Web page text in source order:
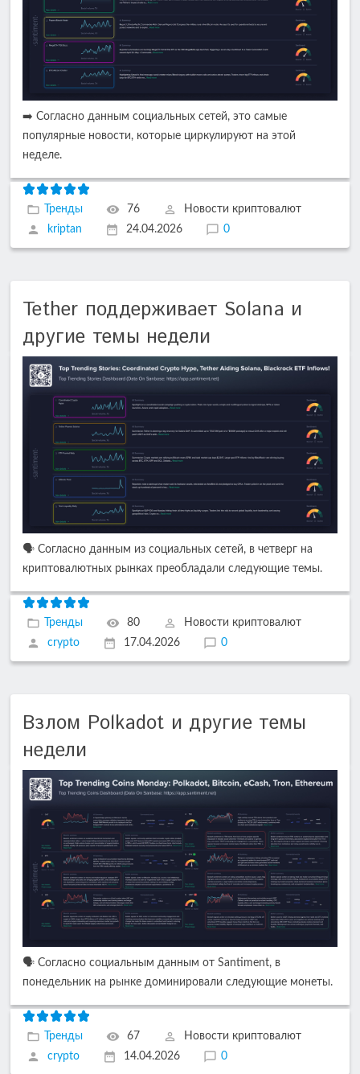
➡️ Согласно данным социальных сетей, это самые
популярные новости, которые циркулируют на этой
неделе.
Тренды 76
Новости криптовалют
kriptan
24.04.2026 0
Tether поддерживает Solana и
другие темы недели
🗣️ Согласно данным из социальных сетей, в четверг на
криптовалютных рынках преобладали следующие темы.
Тренды 80
Новости криптовалют
crypto
17.04.2026 0
Взлом Polkadot и другие темы
недели
🗣️ Согласно социальным данным от Santiment, в
понедельник на рынке доминировали следующие монеты.
Тренды 67
Новости криптовалют
crypto
14.04.2026 0